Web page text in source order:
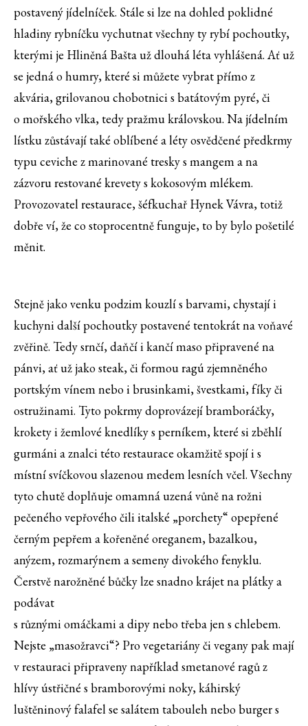
postavený jídelníček. Stále si lze na dohled poklidné
hladiny rybníčku vychutnat všechny ty rybí pochoutky,
kterými je Hliněná Bašta už dlouhá léta vyhlášená. Ať už
se jedná o humry, které si můžete vybrat přímo z
akvária, grilovanou chobotnici s batátovým pyré, či
o mořského vlka, tedy pražmu královskou. Na jídelním
lístku zůstávají také oblíbené a léty osvědčené předkrmy
typu ceviche z marinované tresky s mangem a na
zázvoru restované krevety s kokosovým mlékem.
Provozovatel restaurace, šéfkuchař Hynek Vávra, totiž
dobře ví, že co stoprocentně funguje, to by bylo pošetilé
měnit.
Stejně jako venku podzim kouzlí s barvami, chystají i
kuchyni další pochoutky postavené tentokrát na voňavé
zvěřině. Tedy srnčí, daňčí i kančí maso připravené na
pánvi, ať už jako steak, či formou ragú zjemněného
portským vínem nebo i brusinkami, švestkami, fíky či
ostružinami. Tyto pokrmy doprovázejí bramboráčky,
krokety i žemlové knedlíky s perníkem, které si zběhlí
gurmáni a znalci této restaurace okamžitě spojí i s
místní svíčkovou slazenou medem lesních včel. Všechny
tyto chutě doplňuje omamná uzená vůně na rožni
pečeného vepřového čili italské „porchety“ opepřené
černým pepřem a kořeněné oreganem, bazalkou,
anýzem, rozmarýnem a semeny divokého fenyklu.
Čerstvě narožněné bůčky lze snadno krájet na plátky a
podávat
s různými omáčkami a dipy nebo třeba jen s chlebem.
Nejste „masožravci“? Pro vegetariány či vegany pak mají
v restauraci připraveny například smetanové ragů z
hlívy ústřičné s bramborovými noky, káhirský
luštěninový falafel se salátem tabouleh nebo burger s